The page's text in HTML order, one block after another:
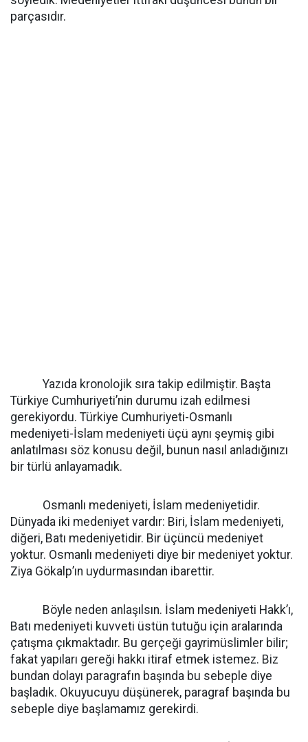
parçasıdır.
Yazıda kronolojik sıra takip edilmiştir. Başta
Türkiye Cumhuriyeti’nin durumu izah edilmesi
gerekiyordu. Türkiye Cumhuriyeti-Osmanlı
medeniyeti-İslam medeniyeti üçü aynı şeymiş gibi
anlatılması söz konusu değil, bunun nasıl anladığınızı
bir türlü anlayamadık.
Osmanlı medeniyeti, İslam medeniyetidir.
Dünyada iki medeniyet vardır: Biri, İslam medeniyeti,
diğeri, Batı medeniyetidir. Bir üçüncü medeniyet
yoktur. Osmanlı medeniyeti diye bir medeniyet yoktur.
Ziya Gökalp’ın uydurmasından ibarettir.
Böyle neden anlaşılsın. İslam medeniyeti Hakk’ı,
Batı medeniyeti kuvveti üstün tutuğu için aralarında
çatışma çıkmaktadır. Bu gerçeği gayrimüslimler bilir;
fakat yapıları gereği hakkı itiraf etmek istemez. Biz
bundan dolayı paragrafın başında bu sebeple diye
başladık. Okuyucuyu düşünerek, paragraf başında bu
sebeple diye başlamamız gerekirdi.